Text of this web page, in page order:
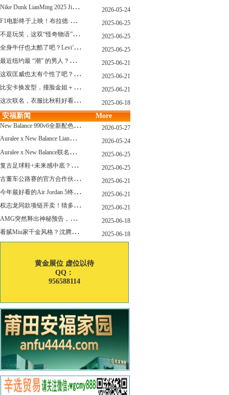
N
ike Dunk LianMing 2025 JingDian XieXing ZaiCi HuiGui 2026-05-24
F
1电影终于上映！布拉德·皮特与汤姆·克鲁斯，时隔31年红毯重逢！ 2025-06-25
不
是玩笑，这双“怪奇物语” x Nike Dunk 本该6年前就发售！ 2025-06-25
全
身牛仔也太酷了吧？Levi’s x Nike 联名三件套来了！ 2025-06-25
最
近纽约最 “潮” 的男人？布拉德·皮特这波时髦变身有点猛 2025-06-21
这
双匡威也太有个性了吧？TOYA HORIUCHI联名登场！ 2025-06-21
比
安卡换发型，撞脸金姐＋朱莉？ 2025-06-21
这
次联名，衣服比秋鞋好看？Nike x Patta 最新系列登场 2025-06-18
安福新闻 More
N
ew Balance 990v6全新配色发布！总统慢跑鞋再续传奇！ 2026-05-27
A
uralee x New Balance LianMing Kuang Re Bu Jian 2026-05-24
A
uralee x New Balance联名新作公布！主角是这双“小Miu Miu”？ 2025-06-25
复
古足球鞋+未来感中底？Mizuno这次有点东西！ 2025-06-25
古
董车公路赛的官方合作伙伴暨官方计时 非凡新作致敬竞速辉煌 2025-06-21
今
年最好看的Air Jordan 5终于公布发售日了！ 2025-06-21
权
志龙同款项链开卖！猜多少钱？ 2025-06-21
A
MG突然释出神秘预告，新电动超跑要来了？ 2025-06-18
看
腻Miu家千金风格？沈腾的Miu系老干部更适合男生朋友！ 2025-06-18
黄金展位 虚位以待
QQ：
956588114